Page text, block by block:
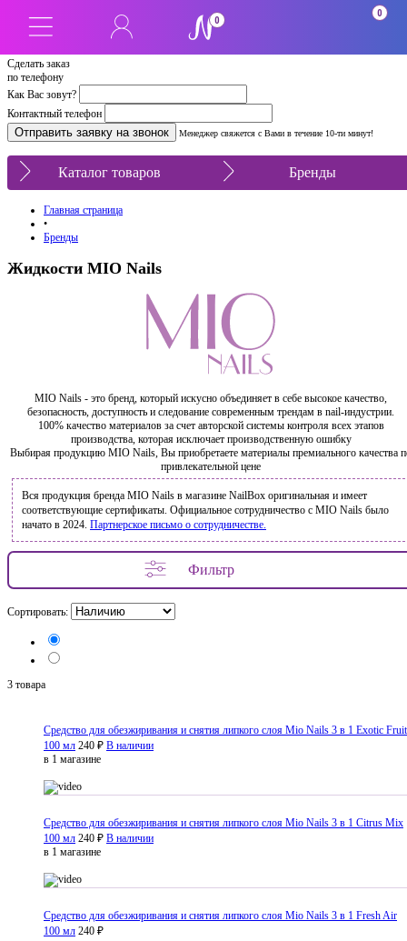
Сделать заказ
по телефону
Как Вас зовут?
Контактный телефон
Менеджер свяжется с Вами в течение 10-ти минут!
0
0
Каталог товаров Бренды
Главная страница
•
Бренды
Жидкости MIO Nails
MIO Nails - это бренд, который искусно объединяет в себе высокое качество,
безопасность, доступность и следование современным трендам в nail-индустрии.
100% качество материалов за счет авторской системы контроля всех этапов
производства, которая исключает производственную ошибку
Выбирая продукцию MIO Nails, Вы приобретаете материалы премиального качества
привлекательной цене
Вся продукция бренда MIO Nails в магазине NailBox оригинальная и имеет
соответствующие сертификаты. Официальное сотрудничество с MIO Nails было
начато в 2024. Партнерское письмо о сотрудничестве.
Фильтр
Сортировать:
3 товара
Средство для обезжиривания и снятия липкого слоя Mio Nails 3 в 1 Exotic Fruit
100 мл 240 ₽ В наличии
в 1 магазине
Средство для обезжиривания и снятия липкого слоя Mio Nails 3 в 1 Citrus Mix
100 мл 240 ₽ В наличии
в 1 магазине
Средство для обезжиривания и снятия липкого слоя Mio Nails 3 в 1 Fresh Air
100 мл 240 ₽